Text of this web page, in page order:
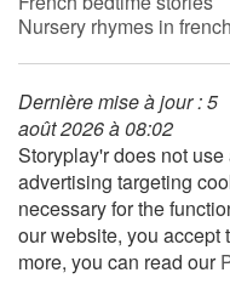
Nursery rhymes in french
Dernière mise à jour : 5
août 2026 à 08:02
Storyplay'r does not
advertising targeting
necessary for the
our website, you accept
more, you can read our